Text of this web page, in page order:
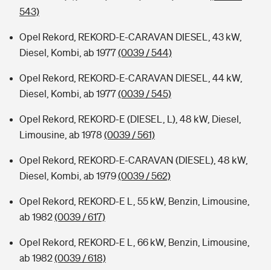
543)
Opel Rekord, REKORD-E-CARAVAN DIESEL, 43 kW,
Diesel, Kombi, ab 1977(0039 / 544)
Opel Rekord, REKORD-E-CARAVAN DIESEL, 44 kW,
Diesel, Kombi, ab 1977(0039 / 545)
Opel Rekord, REKORD-E (DIESEL, L), 48 kW, Diesel,
Limousine, ab 1978 (0039 / 561)
Opel Rekord, REKORD-E-CARAVAN (DIESEL), 48 kW,
Diesel, Kombi, ab 1979(0039 / 562)
Opel Rekord, REKORD-E L, 55 kW, Benzin, Limousine,
ab 1982(0039 / 617)
Opel Rekord, REKORD-E L, 66 kW, Benzin, Limousine,
ab 1982(0039 / 618)